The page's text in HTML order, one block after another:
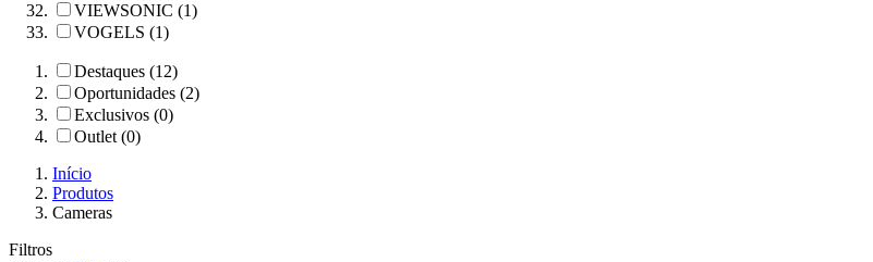
VIEWSONIC (1)
VOGELS (1)
Destaques (12)
Oportunidades (2)
Exclusivos (0)
Outlet (0)
Início
Produtos
Cameras
Filtros